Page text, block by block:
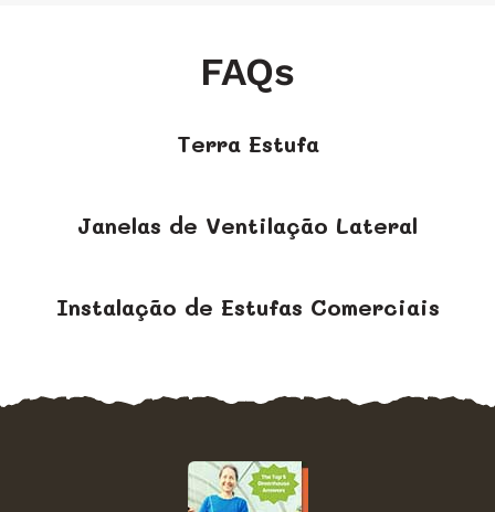
FAQs
Terra Estufa
Janelas de Ventilação Lateral
Instalação de Estufas Comerciais